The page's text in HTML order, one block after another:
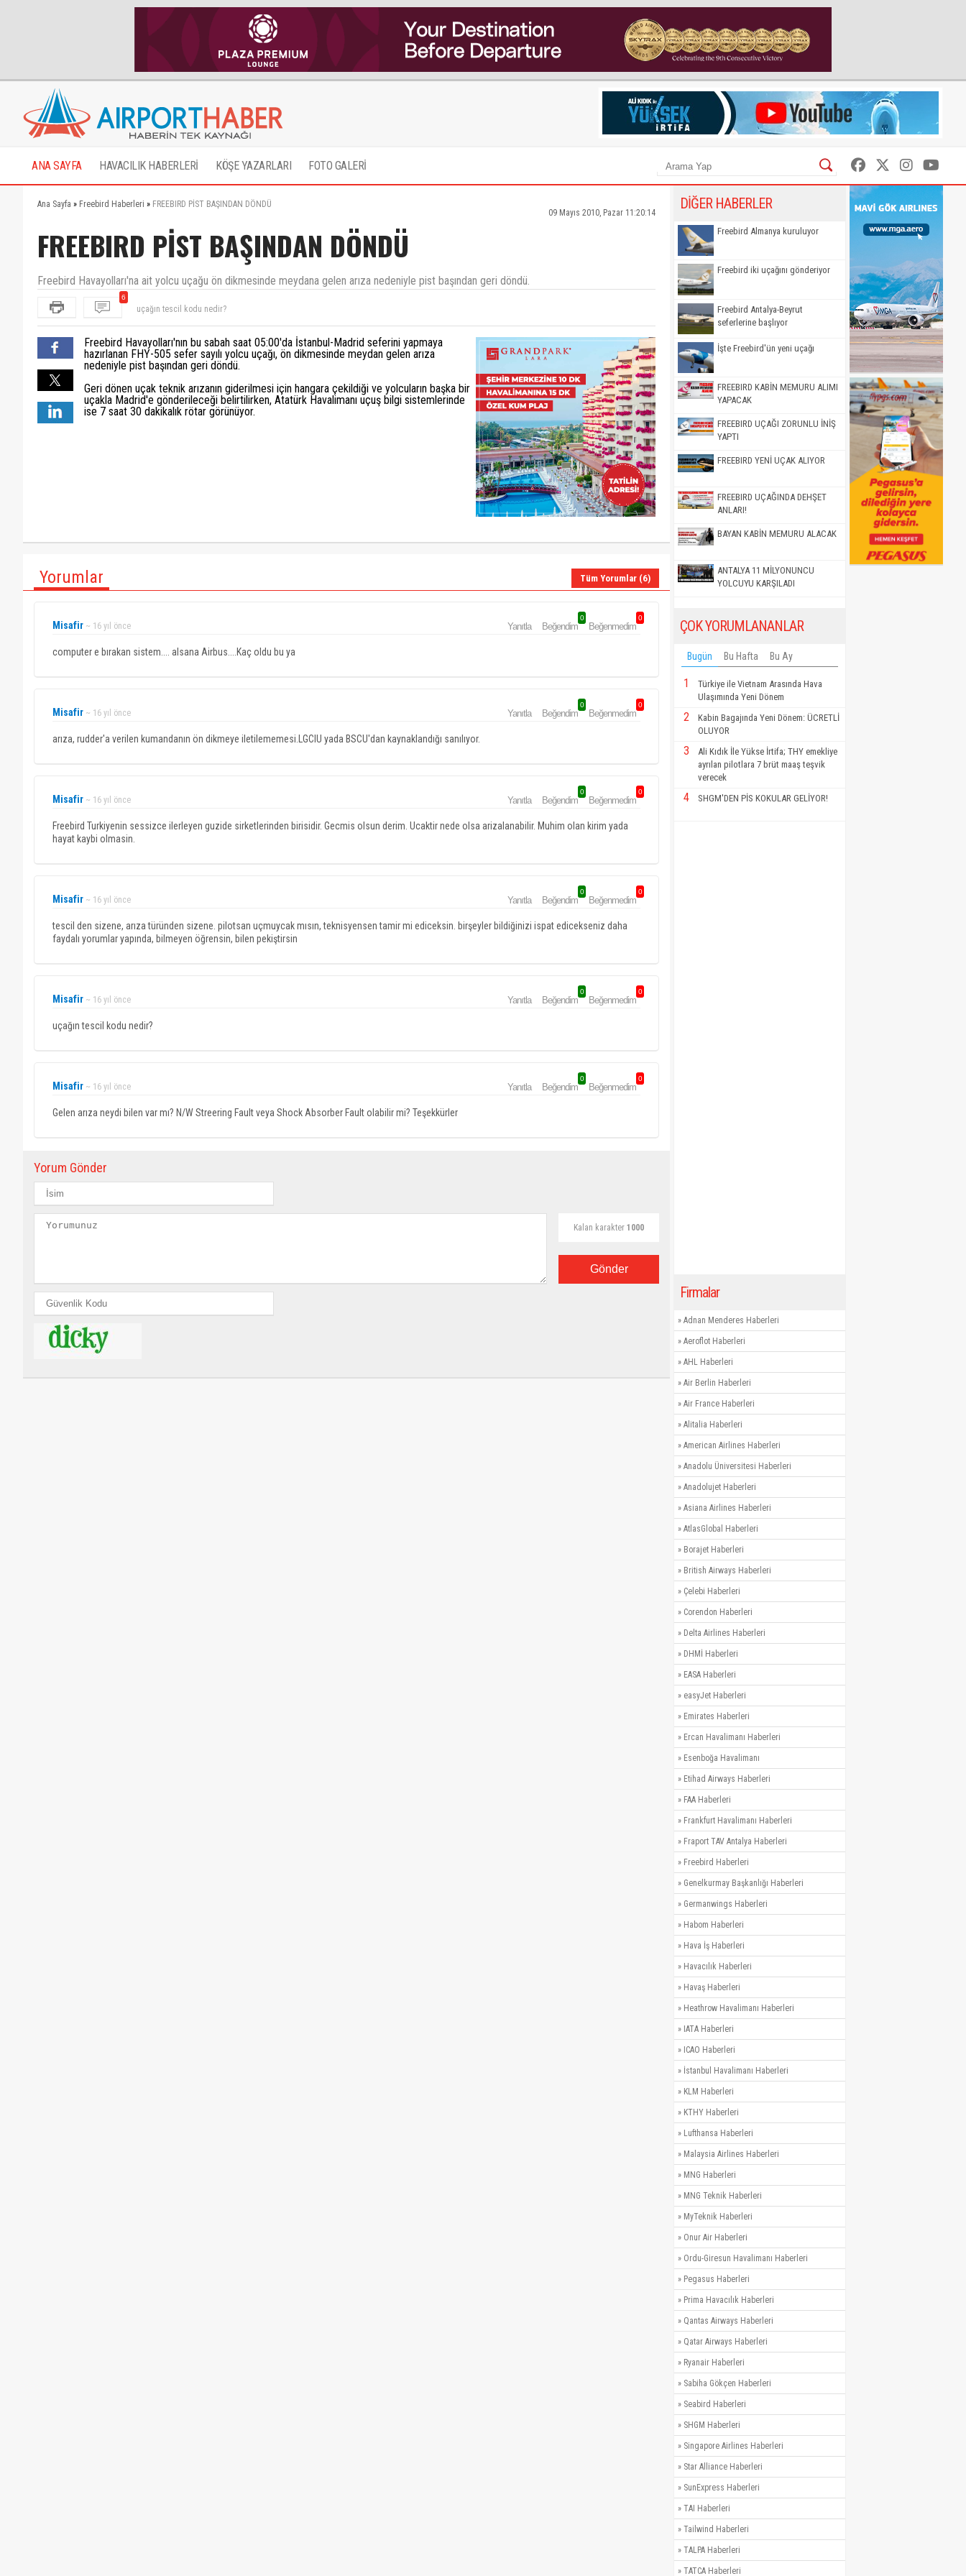
ANA SAYFA HAVACILIK HABERLERİ KÖŞE YAZARLARI FOTO GALERİ
Ana Sayfa » Freebird Haberleri » FREEBIRD PİST BAŞINDAN DÖNDÜ
09 Mayıs 2010, Pazar 11:20:14
FREEBIRD PİST BAŞINDAN DÖNDÜ
Freebird Havayolları'na ait yolcu uçağu ön dikmesinde meydana gelen arıza nedeniyle pist başından geri döndü.
6
Gelen arıza neydi bilen var mı? N/W Streering Fault veya Shock Absorber Fault olabilir mi? Teşekkürler
arıza, rudder'a verilen kumandanın ön dikmeye iletilememesi.LGCIU yada BSCU'dan kaynaklandığı sanılıyor.
Freebird Turkiyenin sessizce ilerleyen guzide sirketlerinden birisidir. Gecmis olsun derim. Ucaktir nede olsa arizalanabilir. Muhim olan kirim
yada hayat kaybi olmasin.
tescil den sizene, arıza türünden sizene. pilotsan uçmuycak mısın, teknisyensen tamir mi ediceksin. birşeyler bildiğinizi ispat edicekseniz
daha faydalı yorumlar yapında, bilmeyen öğrensin, bilen pekiştirsin
Freebird Havayolları'nın bu sabah saat 05:00'da İstanbul-Madrid seferini yapmaya
hazırlanan FHY-505 sefer sayılı yolcu uçağı, ön dikmesinde meydan gelen arıza
nedeniyle pist başından geri döndü.
Geri dönen uçak teknik arızanın giderilmesi için hangara çekildiği ve yolcuların başka bir
uçakla Madrid'e gönderileceği belirtilirken, Atatürk Havalimanı uçuş bilgi sistemlerinde
ise 7 saat 30 dakikalık rötar görünüyor.
Yorumlar Tüm Yorumlar (6)
Misafir ~ 16 yıl önce Yanıtla Beğendim
0
Beğenmedim
0
computer e bırakan sistem.... alsana Airbus....Kaç oldu bu ya
Misafir ~ 16 yıl önce Yanıtla Beğendim
0
Beğenmedim
0
arıza, rudder'a verilen kumandanın ön dikmeye iletilememesi.LGCIU yada BSCU'dan kaynaklandığı sanılıyor.
Misafir ~ 16 yıl önce Yanıtla Beğendim
0
Beğenmedim
0
Freebird Turkiyenin sessizce ilerleyen guzide sirketlerinden birisidir. Gecmis olsun derim. Ucaktir nede olsa arizalanabilir. Muhim olan kirim yada
hayat kaybi olmasin.
Misafir ~ 16 yıl önce Yanıtla Beğendim
0
Beğenmedim
0
tescil den sizene, arıza türünden sizene. pilotsan uçmuycak mısın, teknisyensen tamir mi ediceksin. birşeyler bildiğinizi ispat edicekseniz daha
faydalı yorumlar yapında, bilmeyen öğrensin, bilen pekiştirsin
Misafir ~ 16 yıl önce Yanıtla Beğendim
0
Beğenmedim
0
uçağın tescil kodu nedir?
Misafir ~ 16 yıl önce Yanıtla Beğendim
0
Beğenmedim
0
Gelen arıza neydi bilen var mı? N/W Streering Fault veya Shock Absorber Fault olabilir mi? Teşekkürler
Yorum Gönder
Kalan karakter 1000
Gönder
DİĞER HABERLER
Freebird Almanya kuruluyor
Freebird iki uçağını gönderiyor
Freebird Antalya-Beyrut
seferlerine başlıyor
İşte Freebird'ün yeni uçağı
FREEBIRD KABİN MEMURU ALIMI
YAPACAK
FREEBIRD UÇAĞI ZORUNLU İNİŞ
YAPTI
FREEBIRD YENİ UÇAK ALIYOR
FREEBIRD UÇAĞINDA DEHŞET
ANLARI!
BAYAN KABİN MEMURU ALACAK
ANTALYA 11 MİLYONUNCU
YOLCUYU KARŞILADI
ÇOK YORUMLANANLAR
Bugün Bu Hafta Bu Ay
1
Türkiye ile Vietnam Arasında Hava
Ulaşımında Yeni Dönem
2
Kabin Bagajında Yeni Dönem: ÜCRETLİ
OLUYOR
3
Ali Kıdık İle Yükse İrtifa; THY emekliye
ayrılan pilotlara 7 brüt maaş teşvik
verecek
4 SHGM'DEN PİS KOKULAR GELİYOR!
Firmalar
» Adnan Menderes Haberleri
» Aeroflot Haberleri
» AHL Haberleri
» Air Berlin Haberleri
» Air France Haberleri
» Alitalia Haberleri
» American Airlines Haberleri
» Anadolu Üniversitesi Haberleri
» Anadolujet Haberleri
» Asiana Airlines Haberleri
» AtlasGlobal Haberleri
» Borajet Haberleri
» British Airways Haberleri
» Çelebi Haberleri
» Corendon Haberleri
» Delta Airlines Haberleri
» DHMİ Haberleri
» EASA Haberleri
» easyJet Haberleri
» Emirates Haberleri
» Ercan Havalimanı Haberleri
» Esenboğa Havalimanı
» Etihad Airways Haberleri
» FAA Haberleri
» Frankfurt Havalimanı Haberleri
» Fraport TAV Antalya Haberleri
» Freebird Haberleri
» Genelkurmay Başkanlığı Haberleri
» Germanwings Haberleri
» Habom Haberleri
» Hava İş Haberleri
» Havacılık Haberleri
» Havaş Haberleri
» Heathrow Havalimanı Haberleri
» IATA Haberleri
» ICAO Haberleri
» İstanbul Havalimanı Haberleri
» KLM Haberleri
» KTHY Haberleri
» Lufthansa Haberleri
» Malaysia Airlines Haberleri
» MNG Haberleri
» MNG Teknik Haberleri
» MyTeknik Haberleri
» Onur Air Haberleri
» Ordu-Giresun Havalimanı Haberleri
» Pegasus Haberleri
» Prima Havacılık Haberleri
» Qantas Airways Haberleri
» Qatar Airways Haberleri
» Ryanair Haberleri
» Sabiha Gökçen Haberleri
» Seabird Haberleri
» SHGM Haberleri
» Singapore Airlines Haberleri
» Star Alliance Haberleri
» SunExpress Haberleri
» TAI Haberleri
» Tailwind Haberleri
» TALPA Haberleri
» TATCA Haberleri